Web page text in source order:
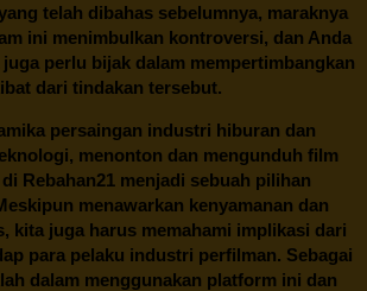
telah dibahas sebelumnya, maraknya
ini menimbulkan kontroversi, dan Anda
perlu bijak dalam mempertimbangkan
dari tindakan tersebut.
persaingan industri hiburan dan
menonton dan mengunduh film
Rebahan21 menjadi sebuah pilihan
menawarkan kenyamanan dan
kita juga harus memahami implikasi dari
para pelaku industri perfilman. Sebagai
dalam menggunakan platform ini dan